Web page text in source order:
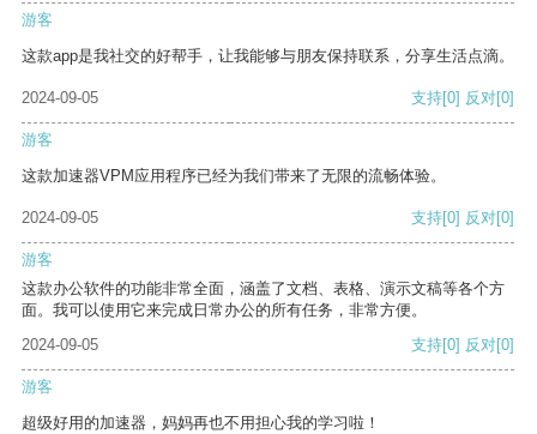
游客
这款app是我社交的好帮手，让我能够与朋友保持联系，分享生活点滴。
2024-09-05 支持[0] 反对[0]
游客
这款加速器VPM应用程序已经为我们带来了无限的流畅体验。
2024-09-05 支持[0] 反对[0]
游客
这款办公软件的功能非常全面，涵盖了文档、表格、演示文稿等各个方
面。我可以使用它来完成日常办公的所有任务，非常方便。
2024-09-05
支持[0] 反对[0]
游客
超级好用的加速器，妈妈再也不用担心我的学习啦！